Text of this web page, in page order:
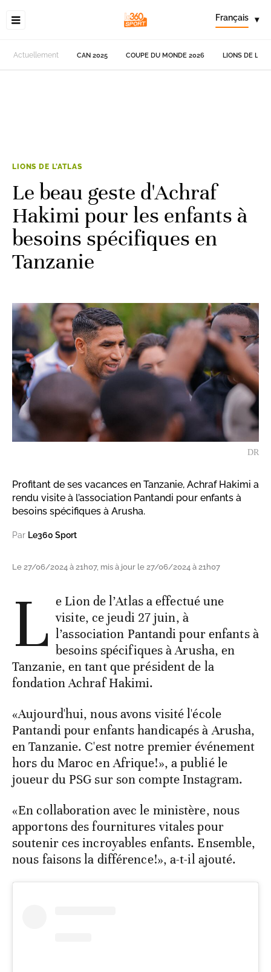
Français ▾
Actuellement CAN 2025 COUPE DU MONDE 2026 LIONS DE
LIONS DE L'ATLAS
Le beau geste d'Achraf
Hakimi pour les enfants à
besoins spécifiques en
Tanzanie
DR
Profitant de ses vacances en Tanzanie, Achraf Hakimi a
rendu visite à l’association Pantandi pour enfants à
besoins spécifiques à Arusha.
Par Le360 Sport
Le 27/06/2024 à 21h07, mis à jour le 27/06/2024 à 21h07
L e Lion de l’Atlas a effectué une
visite, ce jeudi 27 juin, à
l’association Pantandi pour enfants à
besoins spécifiques à Arusha, en
Tanzanie, en tant que président de la
fondation Achraf Hakimi.
«Aujourd'hui, nous avons visité l'école
Pantandi pour enfants handicapés à Arusha,
en Tanzanie. C'est notre premier événement
hors du Maroc en Afrique!», a publié le
joueur du PSG sur son compte Instagram.
«En collaboration avec le ministère, nous
apportons des fournitures vitales pour
soutenir ces incroyables enfants. Ensemble,
nous faisons la différence!», a-t-il ajouté.